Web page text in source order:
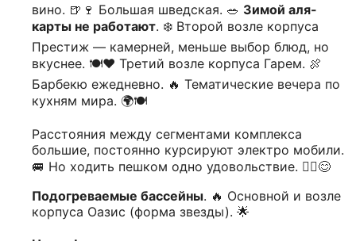
вино. 🍺🍷 Большая шведская. 🥗 Зимой аля-
карты не работают. ❄️ Второй возле корпуса
Престиж — камерней, меньше выбор блюд, но
вкуснее. 🍽️❤️ Третий возле корпуса Гарем. 🍖
Барбекю ежедневно. 🔥 Тематические вечера по
кухням мира. 🌍🍽️
Расстояния между сегментами комплекса
большие, постоянно курсируют электро мобили.
🚐 Но ходить пешком одно удовольствие. 🚶‍♀️😊
Подогреваемые бассейны. 🔥 Основной и возле
корпуса Оазис (форма звезды). 🌟